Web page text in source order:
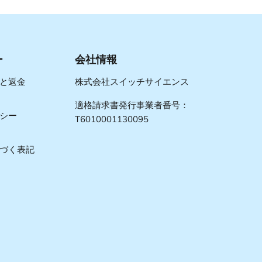
返金
ー
く表記
会社情報
株式会社スイッチサイエンス
適格請求書発行事業者番号：
T6010001130095